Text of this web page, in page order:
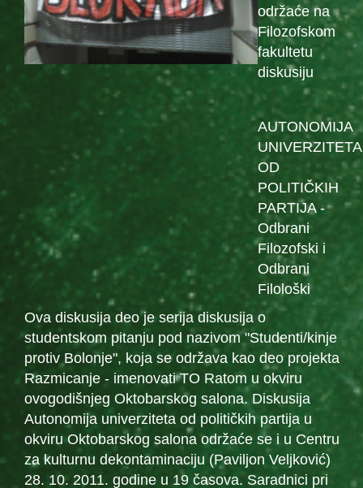
održaće na
Filozofskom
fakultetu
diskusiju
AUTONOMIJA
UNIVERZITETA
OD
POLITIČKIH
PARTIJA -
Odbrani
Filozofski i
Odbrani
Filološki
Ova diskusija deo je serija diskusija o
studentskom pitanju pod nazivom "Studenti/kinje
protiv Bolonje", koja se održava kao deo projekta
Razmicanje - imenovati TO Ratom u okviru
ovogodišnjeg Oktobarskog salona. Diskusija
Autonomija univerziteta od političkih partija u
okviru Oktobarskog salona održaće se i u Centru
za kulturnu dekontaminaciju (Paviljon Veljković)
28. 10. 2011. godine u 19 časova. Saradnici pri